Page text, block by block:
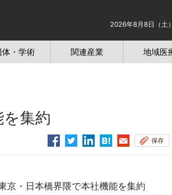
2026年8月8日（土）
体・学術 関連産業 地域医
集約
保存
・日本橋界隈で本社機能を集約